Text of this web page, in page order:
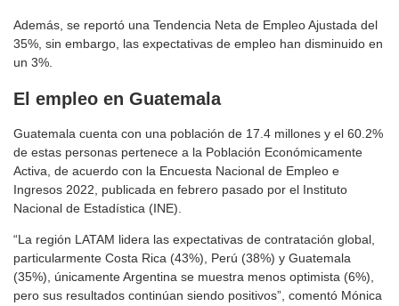
Además, se reportó una Tendencia Neta de Empleo Ajustada del
35%, sin embargo, las expectativas de empleo han disminuido en
un 3%.
El empleo en Guatemala
Guatemala cuenta con una población de 17.4 millones y el 60.2%
de estas personas pertenece a la Población Económicamente
Activa, de acuerdo con la Encuesta Nacional de Empleo e
Ingresos 2022, publicada en febrero pasado por el Instituto
Nacional de Estadística (INE).
“La región LATAM lidera las expectativas de contratación global,
particularmente Costa Rica (43%), Perú (38%) y Guatemala
(35%), únicamente Argentina se muestra menos optimista (6%),
pero sus resultados continúan siendo positivos”, comentó Mónica